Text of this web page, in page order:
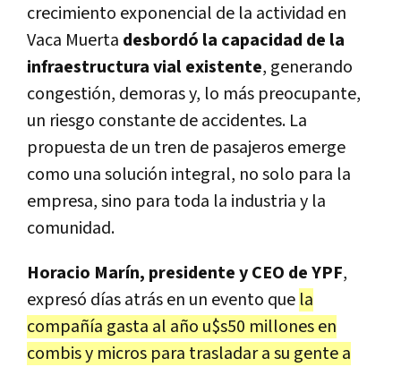
crecimiento exponencial de la actividad en
Vaca Muerta desbordó la capacidad de la
infraestructura vial existente, generando
congestión, demoras y, lo más preocupante,
un riesgo constante de accidentes. La
propuesta de un tren de pasajeros emerge
como una solución integral, no solo para la
empresa, sino para toda la industria y la
comunidad.
Horacio Marín, presidente y CEO de YPF,
expresó días atrás en un evento que la
compañía gasta al año u$s50 millones en
combis y micros para trasladar a su gente a